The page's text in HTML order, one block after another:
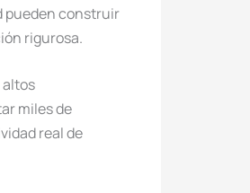
pueden construir
rigurosa.
altos
miles de
real de